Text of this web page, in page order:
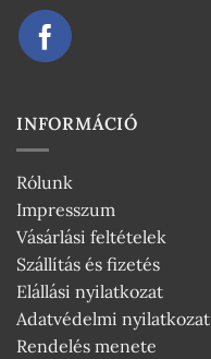
INFORMÁCIÓ
Rólunk
Impresszum
Vásárlási feltételek
Szállítás és fizetés
Elállási nyilatkozat
Adatvédelmi nyilatkozat
Rendelés menete